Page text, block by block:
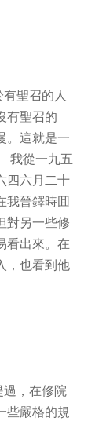
聖召的人
有聖召的
。這就是一
從一九五
四六月二十
我晉鐸時囬
對另一些修
看出來。在
，也看到他
，在修院
些嚴格的規